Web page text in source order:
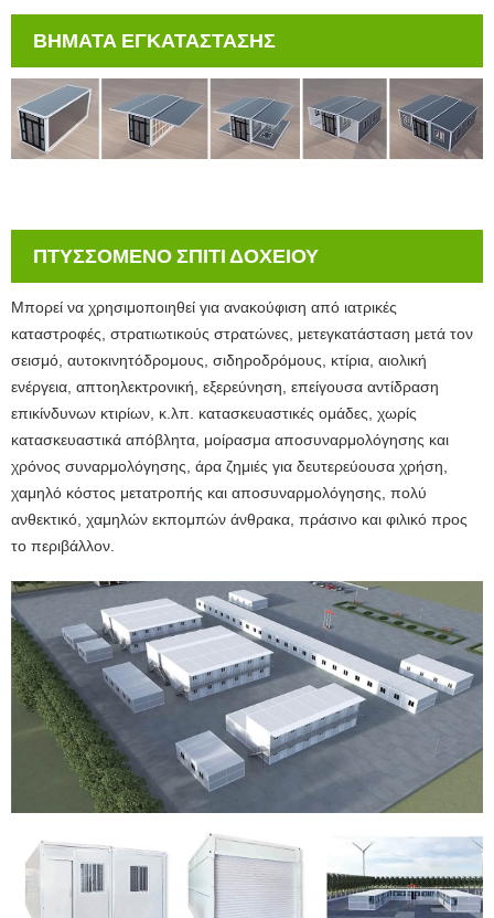
ΒΗΜΑΤΑ ΕΓΚΑΤΑΣΤΑΣΗΣ
ΠΤΥΣΣΟΜΕΝΟ ΣΠΙΤΙ ΔΟΧΕΙΟΥ
Μπορεί να χρησιμοποιηθεί για ανακούφιση από ιατρικές
καταστροφές, στρατιωτικούς στρατώνες, μετεγκατάσταση μετά τον
σεισμό, αυτοκινητόδρομους, σιδηροδρόμους, κτίρια, αιολική
ενέργεια, απτοηλεκτρονική, εξερεύνηση, επείγουσα αντίδραση
επικίνδυνων κτιρίων, κ.λπ. κατασκευαστικές ομάδες, χωρίς
κατασκευαστικά απόβλητα, μοίρασμα αποσυναρμολόγησης και
χρόνος συναρμολόγησης, άρα ζημιές για δευτερεύουσα χρήση,
χαμηλό κόστος μετατροπής και αποσυναρμολόγησης, πολύ
ανθεκτικό, χαμηλών εκπομπών άνθρακα, πράσινο και φιλικό προς
το περιβάλλον.